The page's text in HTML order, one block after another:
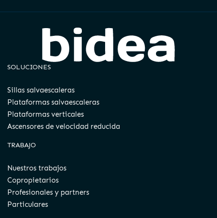
SOLUCIONES
Sillas salvaescaleras
Plataformas salvaescaleras
Plataformas verticales
Ascensores de velocidad reducida
TRABAJO
Nuestros trabajos
Copropietarios
Profesionales y partners
Particulares